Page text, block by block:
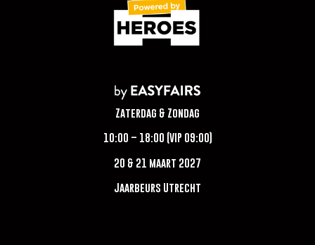
Zaterdag & Zondag
10:00 – 18:00 (VIP 09:00)
20 & 21 maart 2027
Jaarbeurs Utrecht